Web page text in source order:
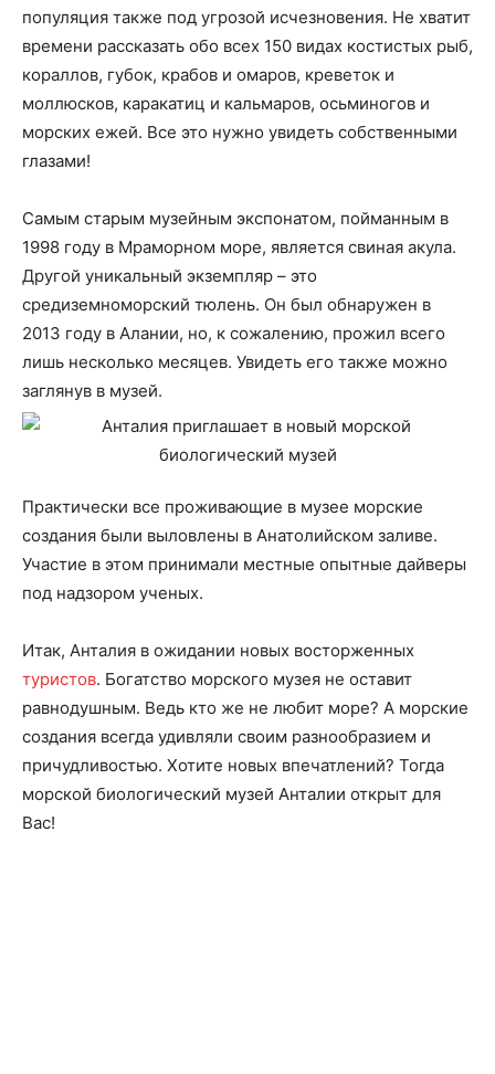
популяция также под угрозой исчезновения. Не хватит
времени рассказать обо всех 150 видах костистых рыб,
кораллов, губок, крабов и омаров, креветок и
моллюсков, каракатиц и кальмаров, осьминогов и
морских ежей. Все это нужно увидеть собственными
глазами!
Самым старым музейным экспонатом, пойманным в
1998 году в Мраморном море, является свиная акула.
Другой уникальный экземпляр – это
средиземноморский тюлень. Он был обнаружен в
2013 году в Алании, но, к сожалению, прожил всего
лишь несколько месяцев. Увидеть его также можно
заглянув в музей.
Практически все проживающие в музее морские
создания были выловлены в Анатолийском заливе.
Участие в этом принимали местные опытные дайверы
под надзором ученых.
Итак, Анталия в ожидании новых восторженных
туристов. Богатство морского музея не оставит
равнодушным. Ведь кто же не любит море? А морские
создания всегда удивляли своим разнообразием и
причудливостью. Хотите новых впечатлений? Тогда
морской биологический музей Анталии открыт для
Вас!